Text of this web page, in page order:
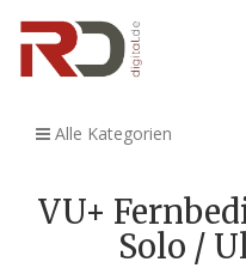
Alle Kategorien
VU+
Solo /